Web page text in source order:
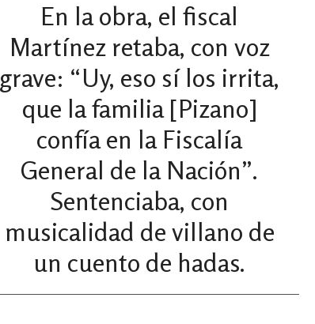
En la obra, el fiscal
Martínez retaba, con voz
grave: “Uy, eso sí los irrita,
que la familia [Pizano]
confía en la Fiscalía
General de la Nación”.
Sentenciaba, con
musicalidad de villano de
un cuento de hadas.